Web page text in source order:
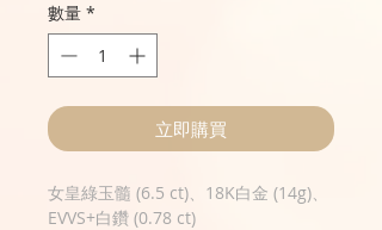
數量 *
立即購買
女皇綠玉髓 (6.5 ct)、18K白金 (14g)、
EVVS+白鑽 (0.78 ct)